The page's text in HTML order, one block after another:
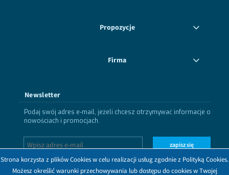
Propozycje
Firma
Newsletter
Podaj swój adres e-mail, jeżeli chcesz otrzymywać informacje o
nowościach i promocjach.
zapisz się
Strona korzysta z plików Cookies w celu realizacji usług zgodnie z Polityką Cookies.
Możesz określić warunki przechowywania lub dostępu do cookies w Twojej